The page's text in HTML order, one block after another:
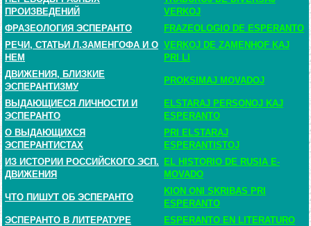
ПРОИЗВЕДЕНИЙ
VERKOJ
ФРАЗЕОЛОГИЯ ЭСПЕРАНТО
FRAZEOLOGIO DE ESPERANTO
РЕЧИ, СТАТЬИ Л.ЗАМЕНГОФА И О
НЕМ
VERKOJ DE ZAMENHOF KAJ
PRI LI
ДВИЖЕНИЯ, БЛИЗКИЕ
ЭСПЕРАНТИЗМУ
PROKSIMAJ MOVADOJ
ВЫДАЮЩИЕСЯ ЛИЧНОСТИ И
ЭСПЕРАНТО
ELSTARAJ PERSONOJ KAJ
ESPERANTO
О ВЫДАЮЩИХСЯ
ЭСПЕРАНТИСТАХ
PRI ELSTARAJ
ESPERANTISTOJ
ИЗ ИСТОРИИ РОССИЙСКОГО ЭСП.
ДВИЖЕНИЯ
EL HISTORIO DE RUSIA E-
MOVADO
ЧТО ПИШУТ ОБ ЭСПЕРАНТО
KION ONI SKRIBAS PRI
ESPERANTO
ЭСПЕРАНТО В ЛИТЕРАТУРЕ
ESPERANTO EN LITERATURO